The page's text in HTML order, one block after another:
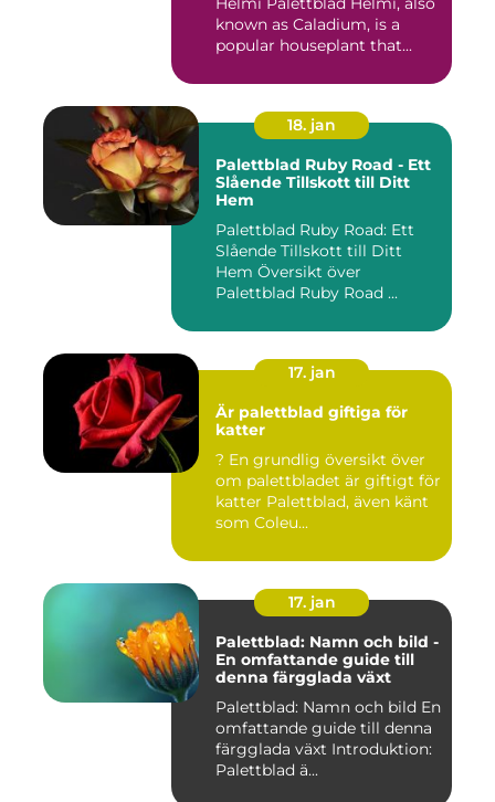
known as Caladium, is a
popular houseplant that...
18. jan
Palettblad Ruby Road - Ett
Slående Tillskott till Ditt
Hem
Palettblad Ruby Road: Ett
Slående Tillskott till Ditt
Hem Översikt över
Palettblad Ruby Road ...
17. jan
Är palettblad giftiga för
katter
? En grundlig översikt över
om palettbladet är giftigt för
katter Palettblad, även känt
som Coleu...
17. jan
Palettblad: Namn och bild -
En omfattande guide till
denna färgglada växt
Palettblad: Namn och bild En
omfattande guide till denna
färgglada växt Introduktion:
Palettblad ä...